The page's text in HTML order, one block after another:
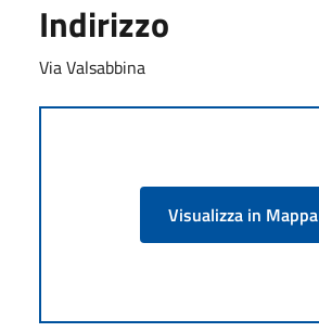
Indirizzo
Via Valsabbina
Visualizza in Mappa